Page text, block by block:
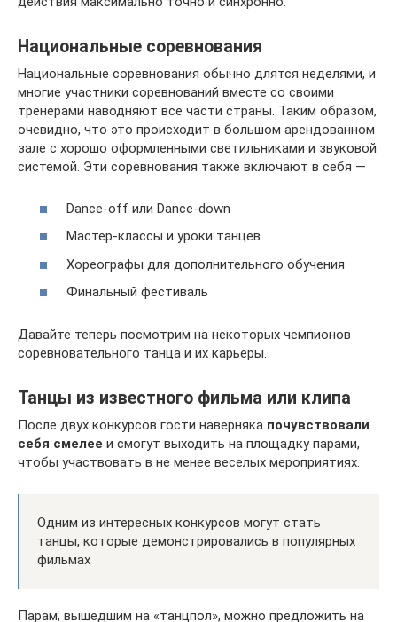
Национальные соревнования
Национальные соревнования обычно длятся неделями, и
многие участники соревнований вместе со своими
тренерами наводняют все части страны. Таким образом,
очевидно, что это происходит в большом арендованном
зале с хорошо оформленными светильниками и звуковой
системой. Эти соревнования также включают в себя —
Dance-off или Dance-down
Мастер-классы и уроки танцев
Хореографы для дополнительного обучения
Финальный фестиваль
Давайте теперь посмотрим на некоторых чемпионов
соревновательного танца и их карьеры.
Танцы из известного фильма или клипа
После двух конкурсов гости наверняка почувствовали
себя смелее и смогут выходить на площадку парами,
чтобы участвовать в не менее веселых мероприятиях.
Одним из интересных конкурсов могут стать
танцы, которые демонстрировались в популярных
фильмах
Парам, вышедшим на «танцпол», можно предложить на